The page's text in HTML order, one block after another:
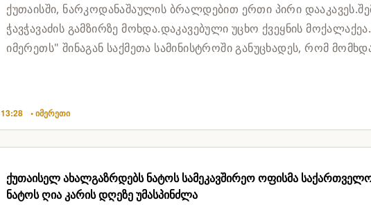
ქუთაისში, ნარკოდანაშაულის ბრალდებით ერთი პირი
ჭავჭავაძის გამზირზე მოხდა.დაკავებული უცხო ქვეყნის
იმერეთს" შინაგან საქმეთა სამინისტროში განუცხადეს, რომ
13:28 • იმერეთი
ქუთაისელ ახალგაზრდებს ნატოს სამეკავშირეო ოფისმა
ნატოს ღია კარის დღეზე უმასპინძლა